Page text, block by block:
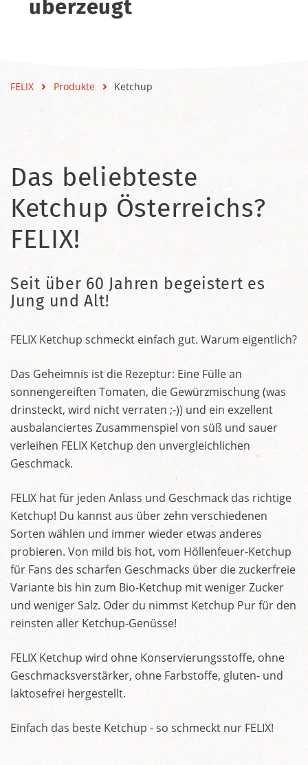
überzeugt
FELIX Produkte Ketchup
Das beliebteste
Ketchup Österreichs?
FELIX!
Seit über 60 Jahren begeistert es
Jung und Alt!
FELIX Ketchup schmeckt einfach gut. Warum eigentlich?
Das Geheimnis ist die Rezeptur: Eine Fülle an
sonnengereiften Tomaten, die Gewürzmischung (was
drinsteckt, wird nicht verraten ;-)) und ein exzellent
ausbalanciertes Zusammenspiel von süß und sauer
verleihen FELIX Ketchup den unvergleichlichen
Geschmack.
FELIX hat für jeden Anlass und Geschmack das richtige
Ketchup! Du kannst aus über zehn verschiedenen
Sorten wählen und immer wieder etwas anderes
probieren. Von mild bis hot, vom Höllenfeuer-Ketchup
für Fans des scharfen Geschmacks über die zuckerfreie
Variante bis hin zum Bio-Ketchup mit weniger Zucker
und weniger Salz. Oder du nimmst Ketchup Pur für den
reinsten aller Ketchup-Genüsse!
FELIX Ketchup wird ohne Konservierungsstoffe, ohne
Geschmacksverstärker, ohne Farbstoffe, gluten- und
laktosefrei hergestellt.
Einfach das beste Ketchup - so schmeckt nur FELIX!